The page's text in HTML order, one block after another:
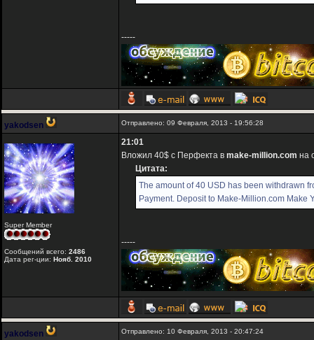
-----
yakodsen Отправлено: 09 Февраля, 2013 - 19:56:28
Super Member
Сообщений всего: 2486
Дата рег-ции: Нояб. 2010
21:01
Вложил 40$ с Перфекта в make-million.com на
Цитата:
The amount of 40 USD has been withdrawn
Payment. Deposit to Make-Million.com Make
-----
yakodsen Отправлено: 10 Февраля, 2013 - 20:47:24